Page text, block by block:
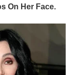
On Her Face.